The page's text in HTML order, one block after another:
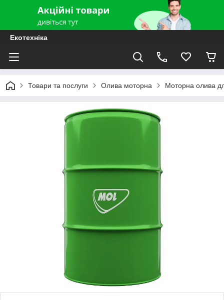
Екотехніка
Товари та послуги Олива моторна Моторна олива